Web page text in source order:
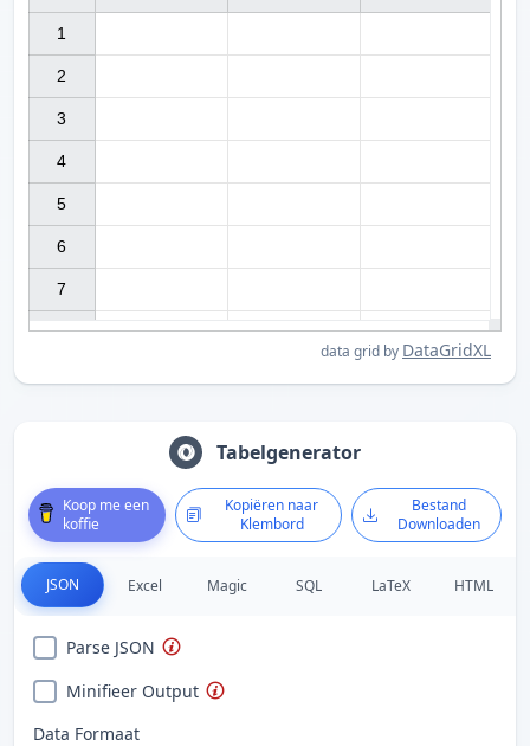
1
2
3
4
5
6
7
data grid by DataGridXL
Tabelgenerator
Koop me een
koffie
Kopiëren naar
Klembord
Bestand
Downloaden
JSON Excel Magic SQL LaTeX HTML
Parse JSON
Minifieer Output
Data Formaat